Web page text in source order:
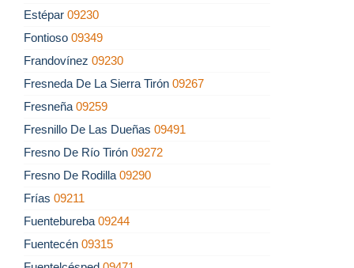
Estépar 09230
Fontioso 09349
Frandovínez 09230
Fresneda De La Sierra Tirón 09267
Fresneña 09259
Fresnillo De Las Dueñas 09491
Fresno De Río Tirón 09272
Fresno De Rodilla 09290
Frías 09211
Fuentebureba 09244
Fuentecén 09315